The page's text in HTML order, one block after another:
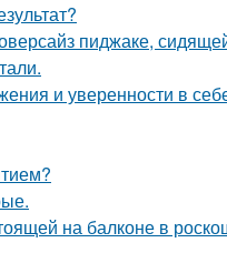
пиджаке,
и уверенности в
на балконе в